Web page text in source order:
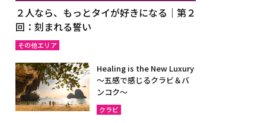
２人なら、もっとタイが好きになる｜第２
回：刻まれる誓い
その他エリア
Healing is the New Luxury
～五感で感じるクラビ＆バ
ンコク～
クラビ